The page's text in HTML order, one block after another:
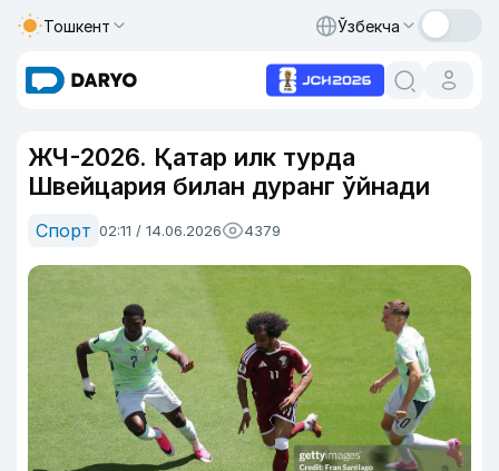
Тошкент Ўзбекча
ЖЧ-2026. Қатар илк турда
Швейцария билан дуранг ўйнади
Спорт 02:11 / 14.06.2026 4379